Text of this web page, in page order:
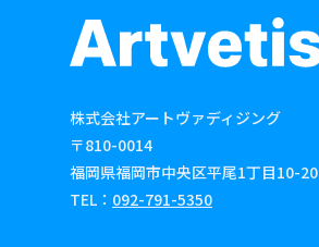
株式会社アートヴァディジング
〒810-0014
福岡県福岡市中央区平尾1丁目10-20
TEL： 092-791-5350